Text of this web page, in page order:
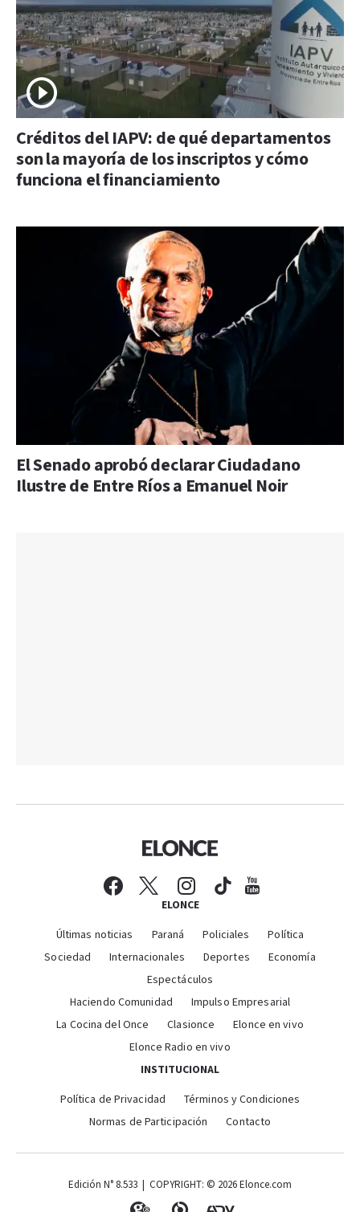
Créditos del IAPV: de qué departamentos
son la mayoría de los inscriptos y cómo
funciona el financiamiento
El Senado aprobó declarar Ciudadano
Ilustre de Entre Ríos a Emanuel Noir
ELONCE
Últimas noticias Paraná Policiales
Política
Sociedad
Internacionales Deportes
Economía
Espectáculos
Haciendo Comunidad
Impulso Empresarial
La Cocina del Once
Clasionce
Elonce en vivo
Elonce Radio en vivo
INSTITUCIONAL
Política de Privacidad
Términos y Condiciones
Normas de Participación
Contacto
Edición N° 8.533 | COPYRIGHT: © 2026 Elonce.com